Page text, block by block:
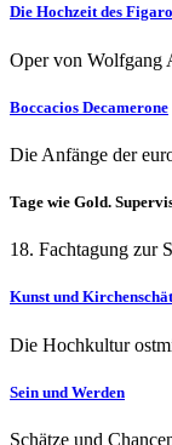
Die Hochzeit des Figaro
Oper von Wolfgang
Boccacios Decamerone
Die Anfänge der
Tage wie Gold.
18. Fachtagung zur
Kunst und
Die Hochkultur
Sein und Werden
Schätze und